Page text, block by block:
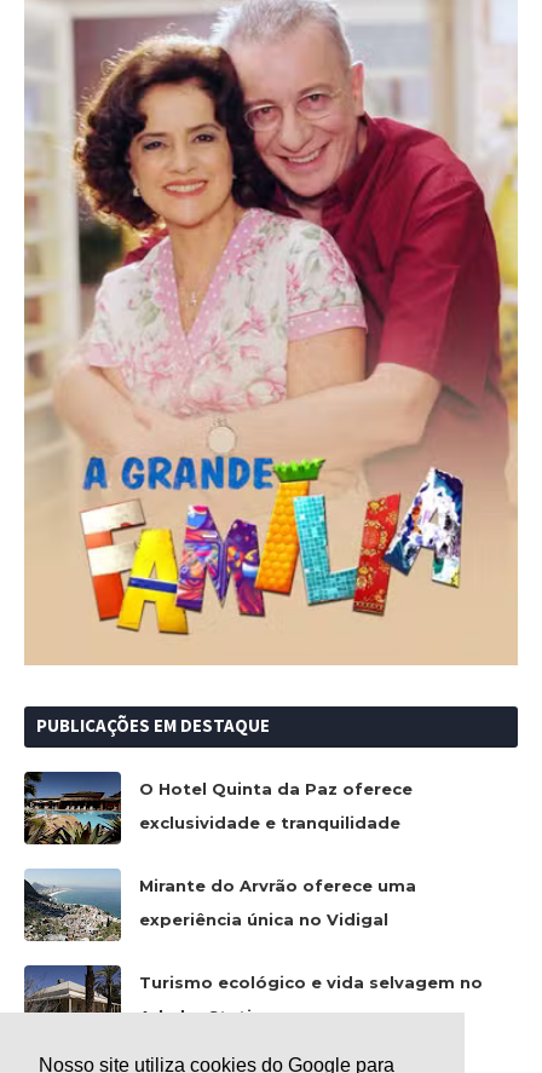
Nosso site utiliza cookies do Google para
PUBLICAÇÕES EM DESTAQUE
O Hotel Quinta da Paz oferece
exclusividade e tranquilidade
Mirante do Arvrão oferece uma
experiência única no Vidigal
Turismo ecológico e vida selvagem no
Arkaba Station